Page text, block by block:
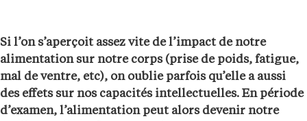
Si l’on s’aperçoit assez vite de l’impact de notre
alimentation sur notre corps (prise de poids, fatigue,
mal de ventre, etc), on oublie parfois qu’elle a aussi
des effets sur nos capacités intellectuelles. En période
d’examen, l’alimentation peut alors devenir notre